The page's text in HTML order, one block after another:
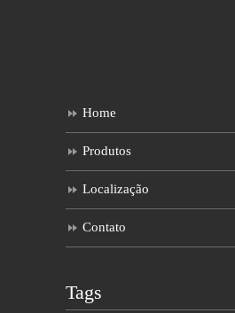
Home
Produtos
Localização
Contato
Tags